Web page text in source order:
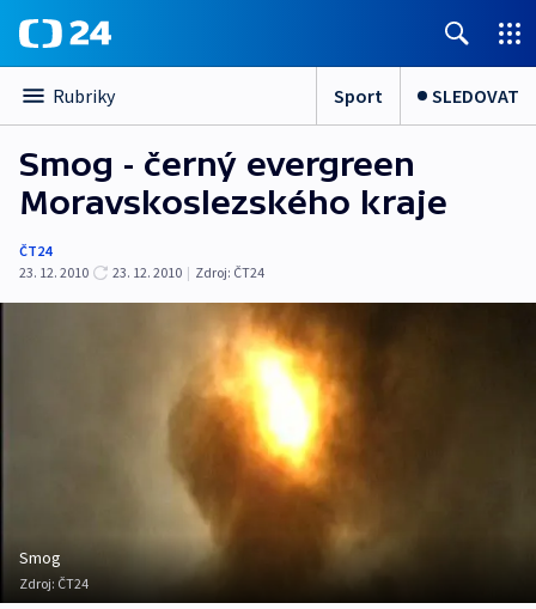
Rubriky Sport SLEDOVAT
Smog - černý evergreen
Moravskoslezského kraje
ČT24
23. 12. 2010
23. 12. 2010 | Zdroj: ČT24
Smog
Zdroj: ČT24